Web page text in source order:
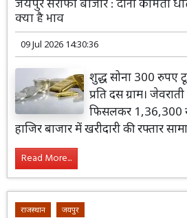
जयपुर सर्राफा बाजार : दोनों कीमती
क्या है भाव
09 Jul 2026 14:30:36
शुद्ध सोना 300 रुपए
प्रति दस ग्राम।
फिसलकर 1,36,300
हाजिर बाजार में खरीदारी की रफ्तार
Read More...
राजस्थान जयपुर